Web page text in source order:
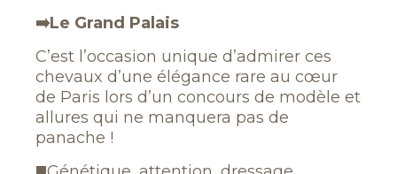
➡️Le Grand Palais
C’est l’occasion unique d’admirer ces
chevaux d’une élégance rare au cœur
de Paris lors d’un concours de modèle et
allures qui ne manquera pas de
panache !